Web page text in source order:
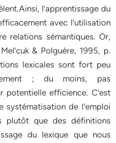
l’apprentissage du
avec l’utilisation
relations sémantiques. Or,
& Polguère, 1995, p.
lexicales sont fort peu
; du moins, pas
potentielle efficience. C’est
systématisation de l’emploi
plutôt que des définitions
du lexique que nous